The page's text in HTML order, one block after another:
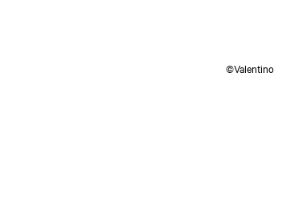
©Valentino